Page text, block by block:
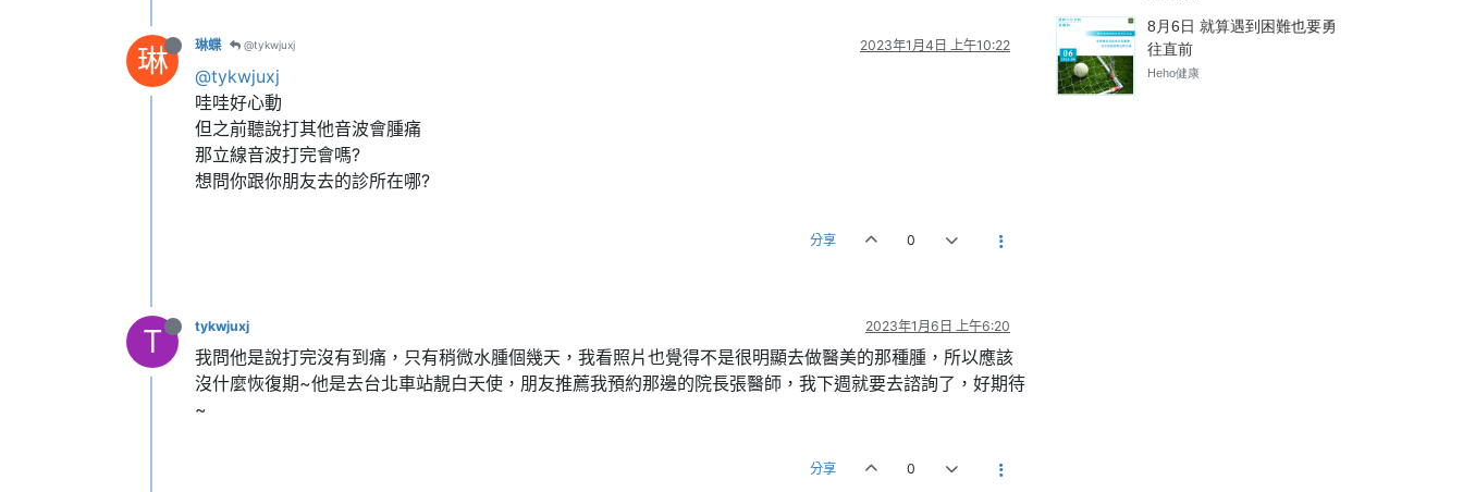
琳 琳蝶 @tykwjuxj 2023年1月4日 上午10:22
@tykwjuxj
哇哇好心動
但之前聽說打其他音波會腫痛
那立線音波打完會嗎?
想問你跟你朋友去的診所在哪?
分享 0
T tykwjuxj 2023年1月6日 上午6:20
我問他是說打完沒有到痛，只有稍微水腫個幾天，我看照片也覺得不是很明顯去做醫美的那種腫，所以應該
沒什麼恢復期~他是去台北車站靚白天使，朋友推薦我預約那邊的院長張醫師，我下週就要去諮詢了，好期待
~
分享 0